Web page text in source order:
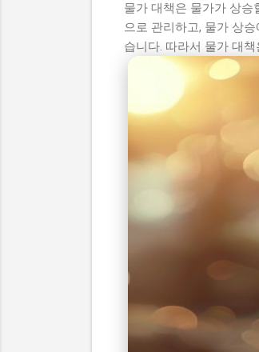
물가 대책은 물가가 상승
으로 관리하고, 물가 상
습니다. 따라서 물가 대